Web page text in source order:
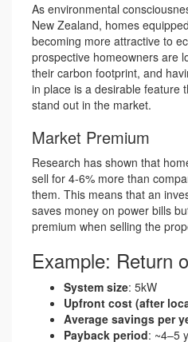
As environmental
New Zealand, homes
becoming more attractive to
prospective homeowners are
their carbon footprint, and
in place is a desirable feature
stand out in the market.
Market Premium
Research has shown that
sell for 4-6% more than
them. This means that an
saves money on power bills
premium when selling the
Example: Return
System size: 5kW
Upfront cost (after
Average savings per
Payback period: ~4–5